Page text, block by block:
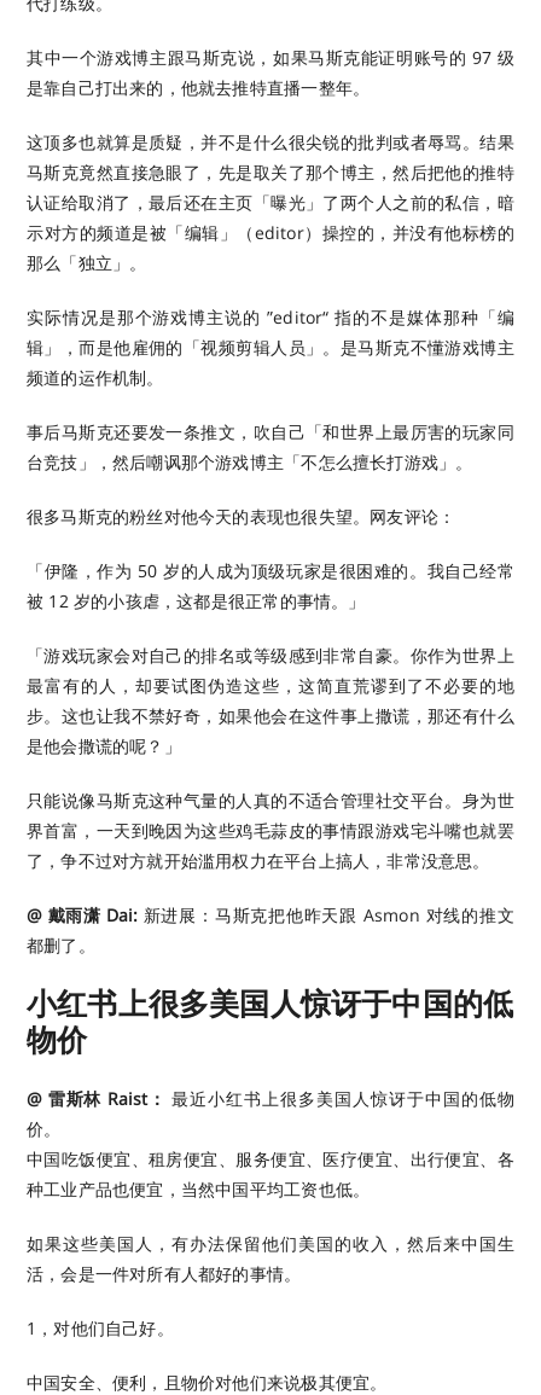
其中一个游戏博主跟马斯克说，如果马斯克能证明账号的 97 级
是靠自己打出来的，他就去推特直播一整年。
这顶多也就算是质疑，并不是什么很尖锐的批判或者辱骂。结果
马斯克竟然直接急眼了，先是取关了那个博主，然后把他的推特
认证给取消了，最后还在主页「曝光」了两个人之前的私信，暗
示对方的频道是被「编辑」（editor）操控的，并没有他标榜的
那么「独立」。
实际情况是那个游戏博主说的 ”editor“ 指的不是媒体那种「编
辑」，而是他雇佣的「视频剪辑人员」。是马斯克不懂游戏博主
频道的运作机制。
事后马斯克还要发一条推文，吹自己「和世界上最厉害的玩家同
台竞技」，然后嘲讽那个游戏博主「不怎么擅长打游戏」。
很多马斯克的粉丝对他今天的表现也很失望。网友评论：
「伊隆，作为 50 岁的人成为顶级玩家是很困难的。我自己经常
被 12 岁的小孩虐，这都是很正常的事情。」
「游戏玩家会对自己的排名或等级感到非常自豪。你作为世界上
最富有的人，却要试图伪造这些，这简直荒谬到了不必要的地
步。这也让我不禁好奇，如果他会在这件事上撒谎，那还有什么
是他会撒谎的呢？」
只能说像马斯克这种气量的人真的不适合管理社交平台。身为世
界首富，一天到晚因为这些鸡毛蒜皮的事情跟游戏宅斗嘴也就罢
了，争不过对方就开始滥用权力在平台上搞人，非常没意思。
@ 戴雨潇 Dai:新进展：马斯克把他昨天跟 Asmon 对线的推文
都删了。
小红书上很多美国人惊讶于中国的低
物价
@ 雷斯林 Raist： 最近小红书上很多美国人惊讶于中国的低物
价。
中国吃饭便宜、租房便宜、服务便宜、医疗便宜、出行便宜、各
种工业产品也便宜，当然中国平均工资也低。
如果这些美国人，有办法保留他们美国的收入，然后来中国生
活，会是一件对所有人都好的事情。
1，对他们自己好。
中国安全、便利，且物价对他们来说极其便宜。